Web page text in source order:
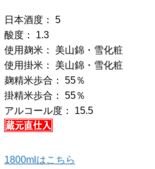
日本酒度： 5
酸度： 1.3
使用麹米： 美山錦・雪化粧
使用掛米： 美山錦・雪化粧
麹精米歩合： 55％
掛精米歩合： 55％
アルコール度： 15.5
1800mlはこちら